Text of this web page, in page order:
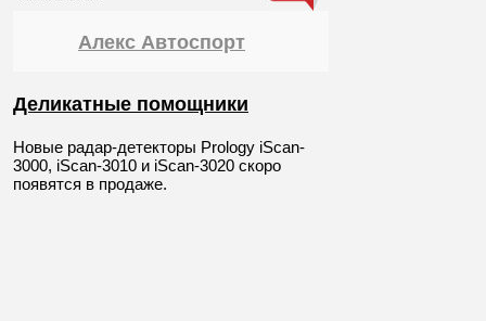
Алекс Автоспорт
Деликатные помощники
Новые радар-детекторы Prology iScan-
3000, iScan-3010 и iScan-3020 скоро
появятся в продаже.